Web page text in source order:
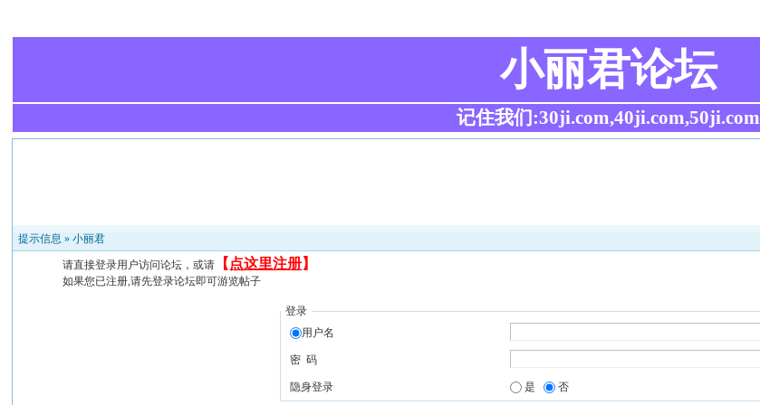
小丽君论坛
记住我们:30ji.com,40ji.com,50ji.com
提示信息 »小丽君
请直接登录用户访问论坛，或请 【 点这里注册】
如果您已注册,请先登录论坛即可游览帖子
登录
用户名
密 码
隐身登录 是 否